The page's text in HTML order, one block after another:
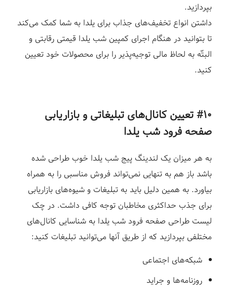
بپردازید.
داشتن انواع تخفیف‌های جذاب برای یلدا به شما کمک می‌کند
تا بتوانید در هنگام اجرای کمپین شب یلدا قیمتی رقابتی و
البتّه به لحاظ مالی توجیه‌پذیر را برای محصولات خود تعیین
کنید.
#۱۰ تعیین کانال‌های تبلیغاتی و بازاریابی
صفحه فرود شب یلدا
به هر میزان یک لندینگ پیج شب یلدا خوب طراحی شده
باشد باز هم به تنهایی نمی‌تواند فروش مناسبی را به همراه
بیاورد. به همین دلیل باید به تبلیغات و شیوه‌های بازاریابی
برای جذب حداکثری مخاطبان توجه کافی داشت. در چک
لیست طراحی صفحه فرود شب یلدا به شناسایی کانال‌های
مختلفی بپردازید که از طریق آنها می‌توانید تبلیغات کنید:
شبکه‌های اجتماعی
روزنامه‌ها و جراید